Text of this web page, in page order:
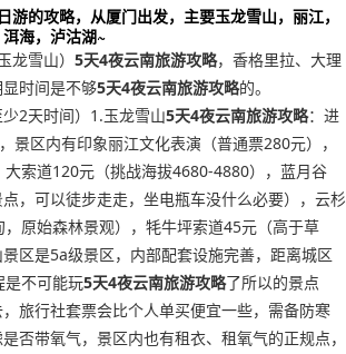
游的攻略，从厦门出发，主要玉龙雪山，丽江，
海，泸沽湖~
龙雪山） 5天4夜云南旅游攻略，香格里拉、大理
显时间是不够5天4夜云南旅游攻略的。
2天时间）1.玉龙雪山5天4夜云南旅游攻略：进
景区内有印象丽江文化表演（普通票280元），
索道120元（挑战海拔4680-4880），蓝月谷
点，可以徒步走走，坐电瓶车没什么必要），云杉
原始森林景观），牦牛坪索道45元（高于草
区是5a级景区，内部配套设施完善，距离城区
是不可能玩5天4夜云南旅游攻略了所以的景点
旅行社套票会比个人单买便宜一些，需备防寒
否带氧气，景区内也有租衣、租氧气的正规点，